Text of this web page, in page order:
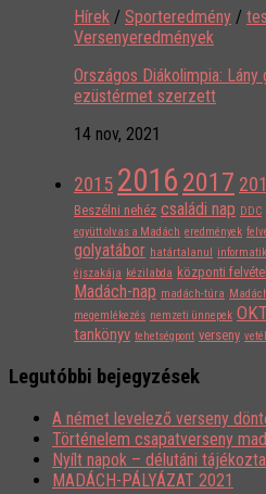
Hírek / Sporteredmény /
Versenyeredmények
Országos Diákolimpia:
ezüstérmet szerzett
14 nov, 2021
2015 2016 2017
Beszélni nehéz családi nap DDC
együtt olvas a Madách eredmények
golyatábor határtalanul
éjszakája kézilabda központi
Madách-nap madách-túra
megemlékezés nemzeti ünnepek
tankönyv tehetségpont verseny
Legutóbbi bejegyzések
A német levelező verseny
Történelem csapatverseny
Nyílt napok – délutáni
MADÁCH-PÁLYÁZAT 2021